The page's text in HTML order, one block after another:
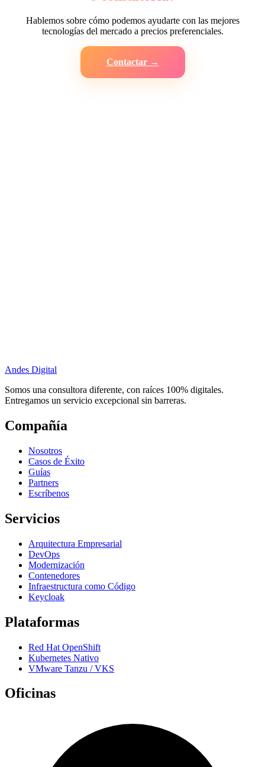
Hablemos sobre cómo podemos ayudarte con las mejores
tecnologías del mercado a precios preferenciales.
Contactar →
Andes Digital
Somos una consultora diferente, con raíces 100% digitales.
Entregamos un servicio excepcional sin barreras.
Compañía
Nosotros
Casos de Éxito
Guías
Partners
Escríbenos
Servicios
Arquitectura Empresarial
DevOps
Modernización
Contenedores
Infraestructura como Código
Keycloak
Plataformas
Red Hat OpenShift
Kubernetes Nativo
VMware Tanzu / VKS
Oficinas